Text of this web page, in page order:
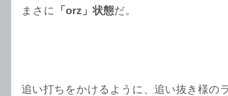
まさに 「orz」状態だ。
追い打ちをかけるように、追い抜き様の